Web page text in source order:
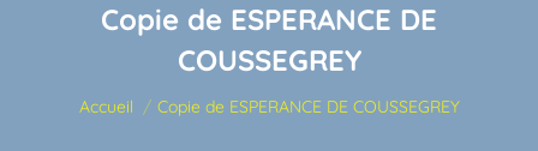
Copie de ESPERANCE DE
COUSSEGREY
Vous êtes ici :
Accueil Copie de ESPERANCE DE COUSSEGREY